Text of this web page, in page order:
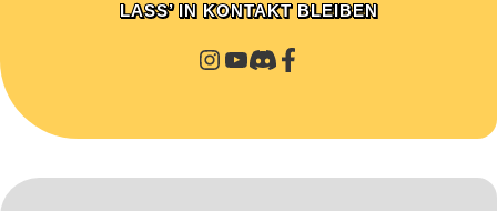
LASS’ IN KONTAKT BLEIBEN